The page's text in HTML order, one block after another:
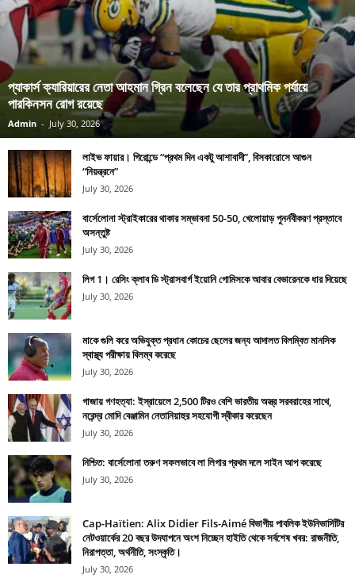
প্যাকার্স ক্যারিয়ারের নেতা আহমান গ্রিন বলেছেন যে তার প্রাথমিক পর্যায়ে
পারকিনসন রোগ রয়েছে
Admin - July 30, 2026
লাইভ ফায়ার। গিরোন্ডে “প্রথম দিন একটু আশাবাদী”, বিসকারোসে আগুন
“নিয়ন্ত্রনে”
July 30, 2026
বার্সেলোনা স্ট্রাইকারের থাকার সম্ভাবনা 50-50, খেলোয়াড় পুনর্নবীকরণ প্রস্তাবে
অসন্তুষ্ট
July 30, 2026
লিগ 1। রেসিং ক্লাব ডি স্ট্রাসবার্গ ইয়োনি গোমিসকে আবার বেভারেনকে ধার দিয়েছে
July 30, 2026
মাকে গুলি করে অভিযুক্ত প্রধান কোচের ছেলের জন্য আদালত বিলম্বিত মানসিক
স্বাস্থ্য পরীক্ষায় বিলম্ব করেছে
July 30, 2026
গাজায় গণহত্যা: ইস্রায়েলে 2,500 টিরও বেশি ভারতীয় অস্ত্র সরবরাহের সাথে,
নরেন্দ্র মোদি বেঞ্জামিন নেতানিয়াহুর সহযোগী স্বীকার করেছেন
July 30, 2026
নিশ্চিত: বার্সেলোনা তরুণ সফলভাবে লা লিগার প্রথম দলে সাইন আপ করেছে
July 30, 2026
Cap-Haïtien: Alix Didier Fils-Aimé বিভাগীয় পাবলিক ইউনিভার্সিটির
নেটওয়ার্কের 20 বছর উদযাপনে অংশ নিচ্ছেন হাইতি থেকে সর্বশেষ খবর: রাজনীতি,
নিরাপত্তা, অর্থনীতি, সংস্কৃতি।
July 30, 2026